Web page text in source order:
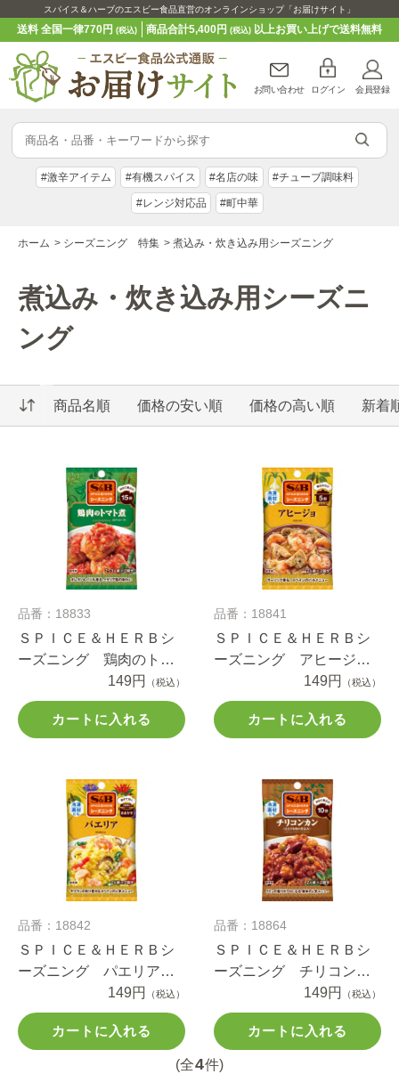
スパイス＆ハーブのエスビー食品直営のオンラインショップ「お届けサイト」
送料 全国一律770円(税込) 商品合計5,400円 (税込)以上お買い上げで送料無料
お問い合わせ ログイン 会員登録
#激辛アイテム #有機スパイス #名店の味 #チューブ調味料
#レンジ対応品 #町中華
ホーム > シーズニング 特集 > 煮込み・炊き込み用シーズニング
煮込み・炊き込み用シーズニ
ング
商品名順 価格の安い順 価格の高い順 新着
品番：18833
ＳＰＩＣＥ＆ＨＥＲＢシ
ーズニング 鶏肉のトマ
149円 （税込）
カートに入れる
品番：18841
ＳＰＩＣＥ＆ＨＥＲＢシ
ーズニング アヒージ
149円 （税込）
カートに入れる
品番：18842
ＳＰＩＣＥ＆ＨＥＲＢシ
ーズニング パエリア
149円 （税込）
カートに入れる
品番：18864
ＳＰＩＣＥ＆ＨＥＲＢシ
ーズニング チリコンカ
149円 （税込）
カートに入れる
(全4件)